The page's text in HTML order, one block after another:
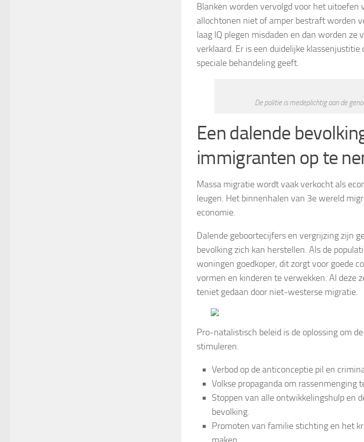
Blanken worden vervolgd voor het
allochtonen niet of amper bestraft worden
laag IQ plegen misdaden en dan worden
verklaard. Er is een duidelijke
speciale behandeling geeft.
De politie is medeplichtig aan de
Een dalende
immigranten op te
Massa migratie wordt vaak verkocht als
leugen. Het binnenhalen van 3e wereld
economie.
Dalende geboortecijfers en vergrijzing zijn
bevolking zich kan herstellen. Als de
woningen goedkoper, dit zorgt voor goede
vormen en kinderen te verwekken. Al deze
teniet gedaan door niet-westerse migratie.
Pro-natalistisch beleid is de oplossing om
stimuleren.
Verbod op de anticonceptie pil en
Volkse propaganda om rassenmenging
Stoppen van alle ontwikkelingshulp en
bevolking.
Promoten van familie stichting en het